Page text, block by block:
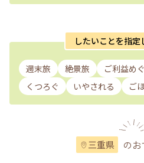
したいことを指定
週末旅 絶景旅 ご利益め
くつろぐ
いやされる ご
三重県 の